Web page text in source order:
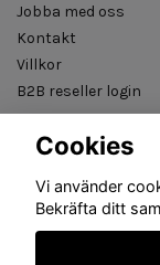
Jobba med oss
Kontakt
Villkor
B2B reseller login
Cookies
Vi använder
Bekräfta ditt